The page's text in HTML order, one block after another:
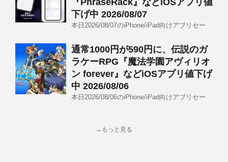
『PhraseRack』などiOSアプリ値
下げ中 2026/08/07
本日2026/08/07のiPhone/iPad向けアプリセー
通常1000円が590円に、伝説のガ
ラケーRPG『魔法学園アヴィリオ
ン forever』などiOSアプリ値下げ
中 2026/08/06
本日2026/08/06のiPhone/iPad向けアプリセー
→もっと見る